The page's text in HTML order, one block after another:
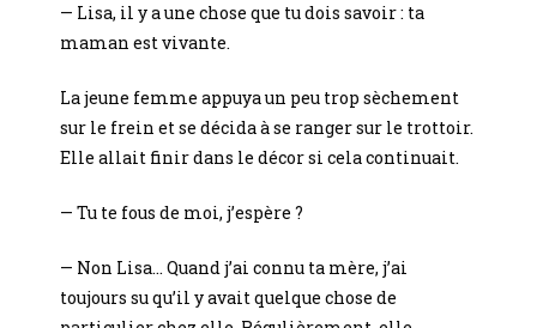
— Lisa, il y a une chose que tu dois savoir : ta
maman est vivante.
La jeune femme appuya un peu trop sèchement
sur le frein et se décida à se ranger sur le trottoir.
Elle allait finir dans le décor si cela continuait.
— Tu te fous de moi, j’espère ?
— Non Lisa… Quand j’ai connu ta mère, j’ai
toujours su qu’il y avait quelque chose de